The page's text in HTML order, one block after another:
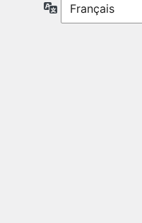
Langue